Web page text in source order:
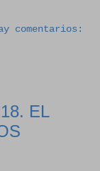
comentarios:
EL